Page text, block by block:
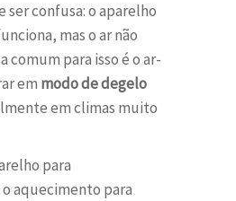
ser confusa: o aparelho
mas o ar não
comum para isso é o ar-
em modo de degelo
em climas muito
para
aquecimento para